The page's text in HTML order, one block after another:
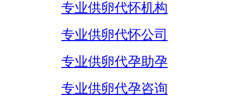
专业供卵代怀机构
专业供卵代怀公司
专业供卵代孕助孕
专业供卵代孕咨询